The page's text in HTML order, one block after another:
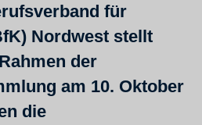
für
Nordwest stellt
der
am 10. Oktober
die